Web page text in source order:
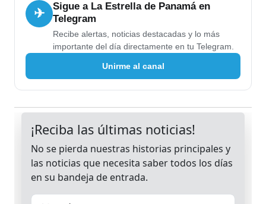
✈
Sigue a La Estrella de Panamá en
Telegram
Recibe alertas, noticias destacadas y lo más
importante del día directamente en tu Telegram.
Unirme al canal